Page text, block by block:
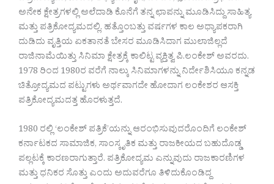
ಅನೇಕ ಕ್ಷೇತ್ರಗಳಲ್ಲಿ ಅಲೆದಾಡಿ ಕೊನೆಗೆ ತನ್ನ ಛಾಪನ್ನು ಮೂಡಿಸಿದ್ದು ಸಾಹಿತ್ಯ
ಮತ್ತು ಪತ್ರಿಕೋದ್ಯಮದಲ್ಲಿ. ಹತ್ತೊಂಬತ್ತು ವರ್ಷಗಳ ಕಾಲ ಅಧ್ಯಾಪಕರಾಗಿ
ದುಡಿದು ವೃತ್ತಿಯ ಏಕತಾನತೆ ಬೇಸರ ಮೂಡಿಸಿದಾಗ ಮುಲಾಜಿಲ್ಲದೆ
ರಾಜಿನಾಮೆಯಿತ್ತು ಸಿನಿಮಾ ಕ್ಷೇತ್ರಕ್ಕೆ ಕಾಲಿಟ್ಟ ವ್ಯಕ್ತಿತ್ವ ಪಿ.ಲಂಕೇಶ್ ಅವರದು.
1978 ರಿಂದ 1980ರ ವರೆಗೆ ನಾಲ್ಕು ಸಿನಿಮಾಗಳನ್ನು ನಿರ್ದೇಶಿಸಿಯೂ ಕನ್ನಡ
ಚಿತ್ರೋದ್ಯಮದ ಪಟ್ಟುಗಳು ಅರ್ಥವಾಗದೇ ಹೋದಾಗ ಲಂಕೇಶರ ಆಸಕ್ತಿ
ಪತ್ರಿಕೋದ್ಯಮದತ್ತ ಹೊರಳುತ್ತದೆ.
1980 ರಲ್ಲಿ ‘ಲಂಕೇಶ್ ಪತ್ರಿಕೆ’ಯನ್ನು ಆರಂಭಿಸುವುದರೊಂದಿಗೆ ಲಂಕೇಶ್
ಕರ್ನಾಟಕದ ಸಾಮಾಜಿಕ, ಸಾಂಸ್ಕೃತಿಕ ಮತ್ತು ರಾಜಕೀಯದ ಬಹುದೊಡ್ಡ
ಪಲ್ಲಟಕ್ಕೆ ಕಾರಣರಾಗುತ್ತಾರೆ. ಪತ್ರಿಕೋದ್ಯಮ ಎನ್ನುವುದು ರಾಜಕಾರಣಿಗಳ
ಮತ್ತು ಧನಿಕರ ಸೊತ್ತು ಎಂದು ಅದುವರೆಗೂ ತಿಳಿದುಕೊಂಡಿದ್ದ